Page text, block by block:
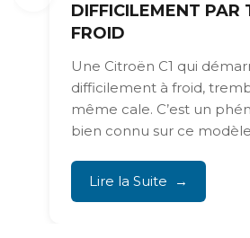
DIFFICILEMENT PAR
FROID
Une Citroën C1 qui
difficilement à froid,
même cale. C’est un
bien connu sur ce
Lire la Suite